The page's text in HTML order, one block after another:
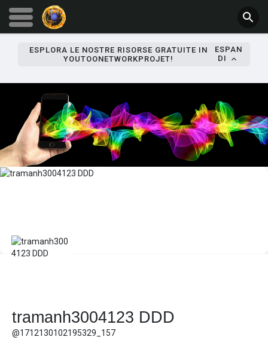
ESPLORA LE NOSTRE RISORSE GRATUITE IN
YOUTOONETWORKPROJET!
ESPAN
DI
tramanh3004123 DDD
@1712130102195329_157